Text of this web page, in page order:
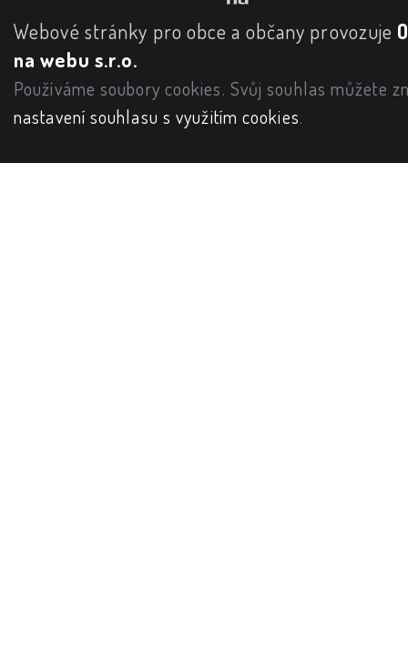
Webové stránky pro obce a občany provozuje
na webu s.r.o.
Používáme soubory cookies. Svůj souhlas můžete
nastavení souhlasu s využitím cookies.